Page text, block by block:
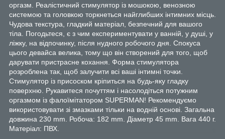
оргазм. Реалістичний стимулятор із мошокою, венозною
системою та головкою торкнеться найглибших інтимних місць.
Чудова текстура, гладкий матеріал, безпечний для вашого
тіла. Погодьтеся, є з чим експериментувати у ванній, у душі, у
ліжку, на відпочинку, після нудного робочого дня. Спокуса
цього девайса велика, тому що він створений для того, щоб
дарувати пристрасне кохання. Форма стимулятора
розроблена так, щоб залучити всі ваші інтимні точки.
Стимулятор із присоском кріпиться на будь-яку гладку
поверхню. Рукавитеся почуттям і насолодіться потужним
оргазмом із фалоїмітатором SUPERMAN! Рекомендуємо
використовувати зі змазками тільки на водній основі. Загальна
довжина 230 mm. Робоча: 182 mm. Діаметр 45 mm. Вага 440 г.
Матеріал: ПВХ.